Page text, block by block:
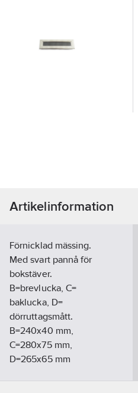
Artikelinformation
Förnicklad mässing.
Med svart pannå för
bokstäver.
B=brevlucka, C=
baklucka, D=
dörruttagsmått.
B=240x40 mm,
C=280x75 mm,
D=265x65 mm